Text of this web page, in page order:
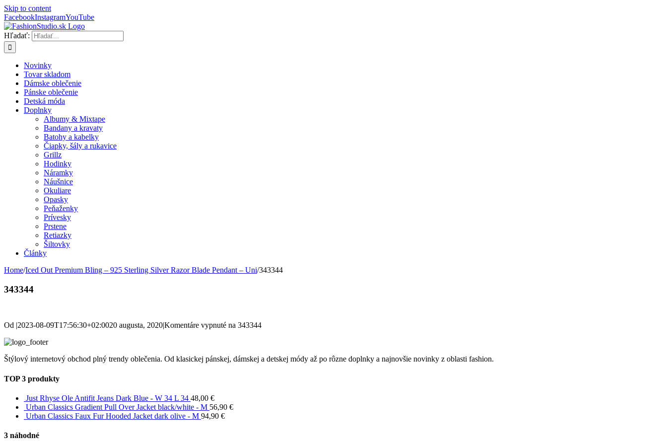
Skip to content
FacebookInstagramYouTube
Hľadať:
Novinky
Tovar skladom
Dámske oblečenie
Pánske oblečenie
Detská móda
Doplnky
Albumy & Mixtape
Bandany a kravaty
Batohy a kabelky
Čiapky, šály a rukavice
Grillz
Hodinky
Náramky
Náušnice
Okuliare
Opasky
Peňaženky
Prívesky
Prstene
Retiazky
Šiltovky
Články
Home/Iced Out Premium Bling – 925 Sterling Silver Razor Blade Pendant – Uni/343344
343344
Od |2023-08-09T17:56:30+02:0020 augusta, 2020|Komentáre vypnuté na 343344
Štýlový internetový obchod plný trendy oblečenia. Od klasickej pánskej, dámskej a detskej módy až po rôzne doplnky a najnovšie novinky z oblasti fashion.
TOP 3 produkty
Just Rhyse Ole Antifit Jeans Dark Blue - W 34 L 34 48,00 €
Urban Classics Gradient Pull Over Jacket black/white - M 56,90 €
Urban Classics Faux Fur Hooded Jacket dark olive - M 94,90 €
3 náhodné